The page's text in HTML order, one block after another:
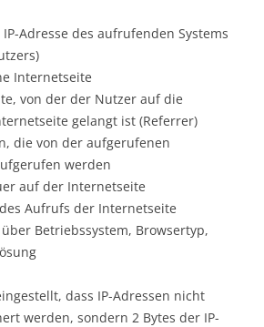
Adresse des aufrufenden Systems
Internetseite
von der der Nutzer auf die
gelangt ist (Referrer)
die von der aufgerufenen
werden
auf der Internetseite
Aufrufs der Internetseite
Betriebssystem, Browsertyp,
dass IP-Adressen nicht
werden, sondern 2 Bytes der IP-